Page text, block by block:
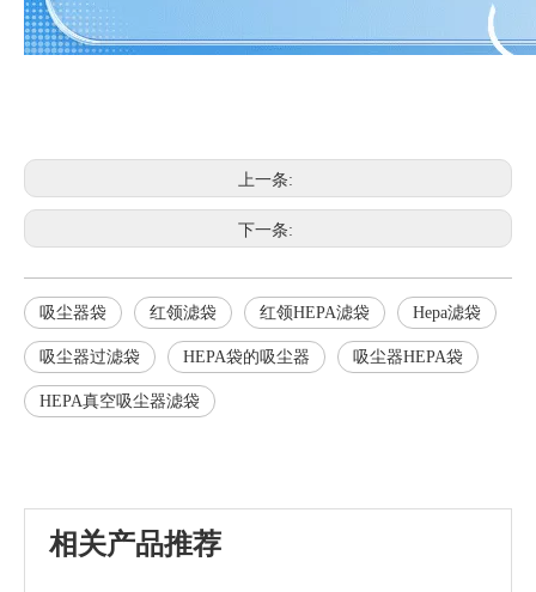
上一条:
下一条:
吸尘器袋 红领滤袋 红领HEPA滤袋 Hepa滤袋
吸尘器过滤袋 HEPA袋的吸尘器 吸尘器HEPA袋
HEPA真空吸尘器滤袋
相关产品推荐